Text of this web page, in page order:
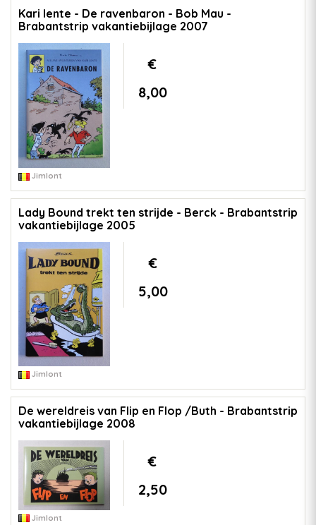
Kari lente - De ravenbaron - Bob Mau -
Brabantstrip vakantiebijlage 2007
€
8,00
Jimlont
Lady Bound trekt ten strijde - Berck - Brabantstrip
vakantiebijlage 2005
€
5,00
Jimlont
De wereldreis van Flip en Flop /Buth - Brabantstrip
vakantiebijlage 2008
€
2,50
Jimlont